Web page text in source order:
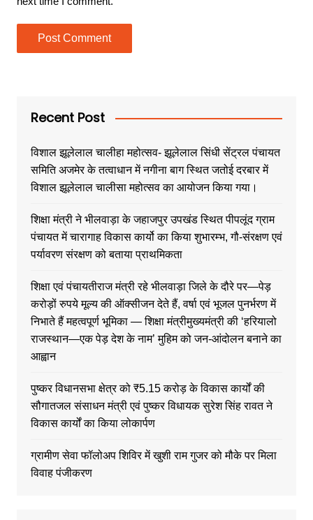
Recent Post
विशाल झूलेलाल चालीहा महोत्सव- झूलेलाल सिंधी सेंट्रल पंचायत
समिति अजमेर के तत्वाधान में नगीना बाग स्थित जतोई दरबार में
विशाल झूलेलाल चालीसा महोत्सव का आयोजन किया गया।
शिक्षा मंत्री ने भीलवाड़ा के जहाजपुर उपखंड स्थित पीपलूंद ग्राम
पंचायत में चारागाह विकास कार्यो का किया शुभारम्भ, गौ-संरक्षण एवं
पर्यावरण संरक्षण को बताया प्राथमिकता
शिक्षा एवं पंचायतीराज मंत्री रहे भीलवाड़ा जिले के दौरे पर—पेड़
करोड़ों रुपये मूल्य की ऑक्सीजन देते हैं, वर्षा एवं भूजल पुनर्भरण में
निभाते हैं महत्वपूर्ण भूमिका — शिक्षा मंत्रीमुख्यमंत्री की ‘हरियालो
राजस्थान—एक पेड़ देश के नाम’ मुहिम को जन-आंदोलन बनाने का
आह्वान
पुष्कर विधानसभा क्षेत्र को ₹5.15 करोड़ के विकास कार्यों की
सौगातजल संसाधन मंत्री एवं पुष्कर विधायक सुरेश सिंह रावत ने
विकास कार्यों का किया लोकार्पण
ग्रामीण सेवा फॉलोअप शिविर में खुशी राम गुजर को मौके पर मिला
विवाह पंजीकरण